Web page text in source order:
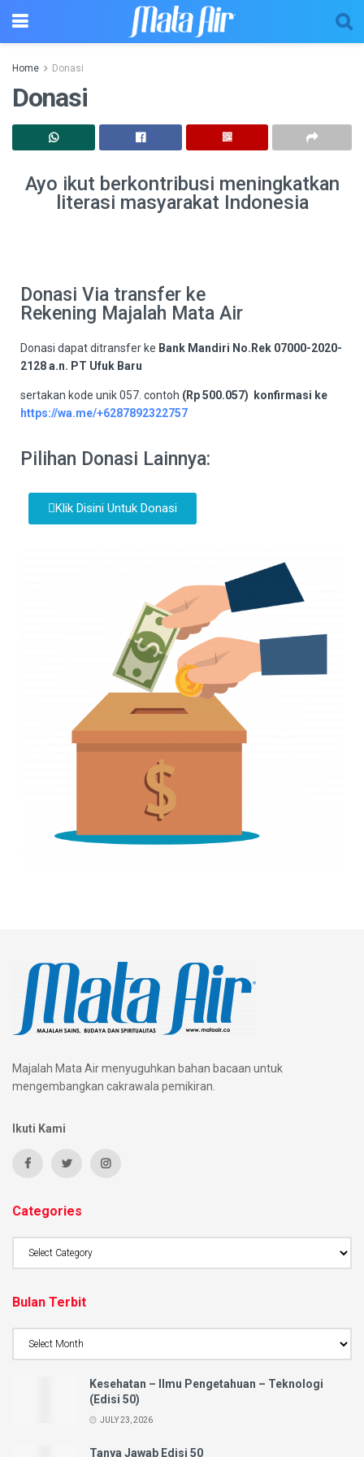
Home Donasi
Donasi
Ayo ikut berkontribusi meningkatkan
literasi masyarakat Indonesia
Donasi Via transfer ke
Rekening Majalah Mata Air
Donasi dapat ditransfer ke Bank Mandiri No.Rek 07000-2020-
2128 a.n. PT Ufuk Baru
sertakan kode unik 057. contoh (Rp 500.057) konfirmasi ke
https://wa.me/+6287892322757
Pilihan Donasi Lainnya:
Klik Disini Untuk Donasi
Majalah Mata Air menyuguhkan bahan bacaan untuk
mengembangkan cakrawala pemikiran.
Ikuti Kami
Categories
Bulan Terbit
Kesehatan – Ilmu Pengetahuan – Teknologi
(Edisi 50)
JULY 23, 2026
Tanya Jawab Edisi 50